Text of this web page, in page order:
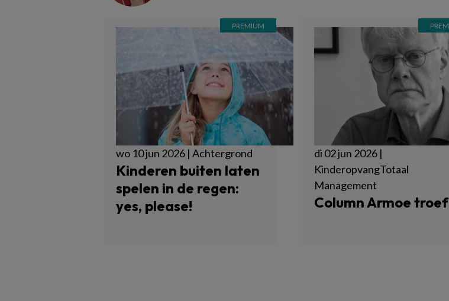
wo 10 jun 2026 | Achtergrond
Kinderen buiten laten
spelen in de regen:
yes, please!
di 02 jun 2026 |
KinderopvangTotaal
Management
Column Armoe troef